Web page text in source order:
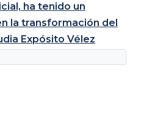
ha tenido un
la transformación del
Expósito Vélez